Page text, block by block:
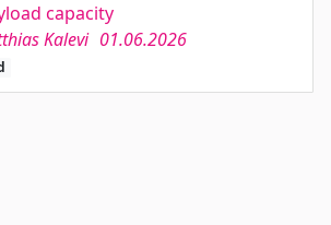
capacity
Kalevi 01.06.2026